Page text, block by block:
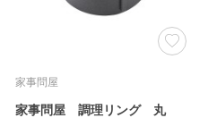
家事問屋
家事問屋 調理リング 丸